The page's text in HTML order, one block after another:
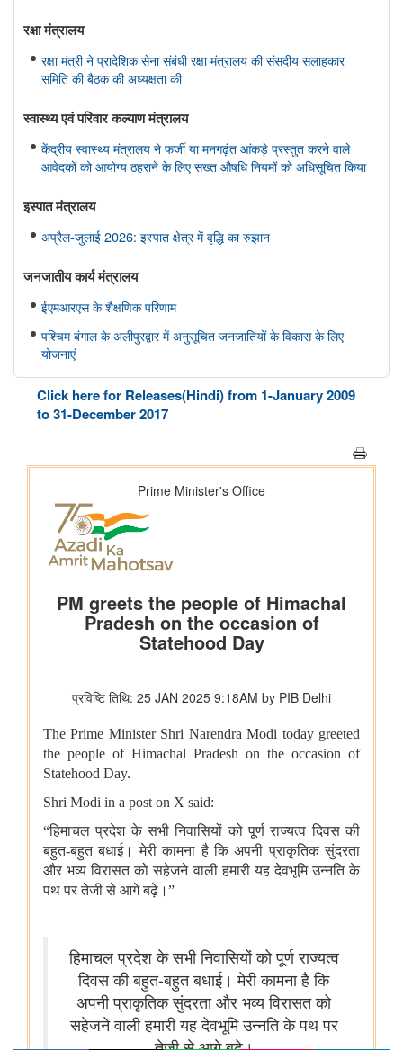
रक्षा मंत्रालय
रक्षा मंत्री ने प्रादेशिक सेना संबंधी रक्षा मंत्रालय की संसदीय सलाहकार
समिति की बैठक की अध्यक्षता की
स्‍वास्‍थ्‍य एवं परिवार कल्‍याण मंत्रालय
केंद्रीय स्वास्थ्य मंत्रालय ने फर्जी या मनगढ़ंत आंकड़े प्रस्‍तुत करने वाले
आवेदकों को आयोग्‍य ठहराने के लिए सख्त औषधि नियमों को अधिसूचित किया
इस्‍पात मंत्रालय
अप्रैल-जुलाई 2026: इस्पात क्षेत्र में वृद्धि का रुझान
जनजातीय कार्य मंत्रालय
ईएमआरएस के शैक्षणिक परिणाम
पश्चिम बंगाल के अलीपुरद्वार में अनुसूचित जनजातियों के विकास के लिए
योजनाएं
प्रशिक्षण कार्यक्रमों के लिए कार्यान्वयन एजेंसियां
जनजातीय भूमि अधिकार और परियोजनाओं में सहमति
डीएजेजीयूए के अंतर्गत विशेष पहलें
वन गुर्जर जनजातीय समुदाय का मौसमी प्रवासन
कतार से क्लिक तक: भारतीय रेलवे में यात्री आरक्षण के चार दशक
राष्ट्रीय हथकरघा दिवस 2026
राष्ट्रीय मानव अधिकार आयोग
जातिवादी टिप्पणियों का स्वतः संज्ञान लिया
राष्ट्रीय मानवाधिकार आयोग (एनएचआरसी) ने हरियाणा में अंबाला जिले के
शाहजादपुर में दूषित पेयजल के सेवन से पीलिया के कारण एक लड़की की मृत्यु
का स्वतः संज्ञान लिया है
Click here for Releases(Hindi) from 1-January 2009
to 31-December 2017